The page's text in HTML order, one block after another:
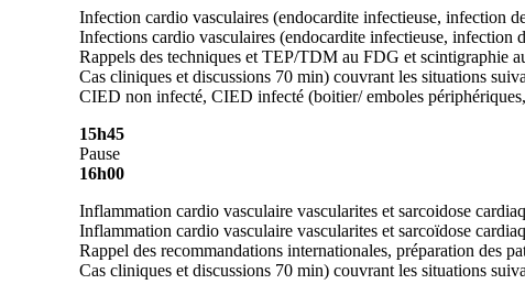
Infection cardio vasculaires (endocardite infectieuse, infection
Infections cardio vasculaires (endocardite infectieuse, infection
Rappels des techniques et TEP/TDM au FDG et scintigraphie
Cas cliniques et discussions 70 min) couvrant les situations
CIED non infecté, CIED infecté (boitier/ emboles
15h45
Pause
16h00
Inflammation cardio vasculaire vascularites et sarcoidose
Inflammation cardio vasculaire vascularites et sarcoïdose
Rappel des recommandations internationales, préparation des
Cas cliniques et discussions 70 min) couvrant les situations